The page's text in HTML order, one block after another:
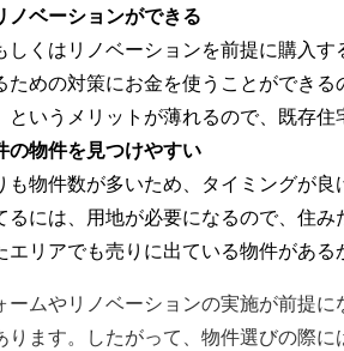
ノベーションができる
くはリノベーションを前提に購入
ための対策にお金を使うことができ
いうメリットが薄れるので、既存
の物件を見つけやすい
物件数が多いため、タイミングが
るには、用地が必要になるので、住
リアでも売りに出ている物件がある
ムやリノベーションの実施が前提
ます。したがって、物件選びの際